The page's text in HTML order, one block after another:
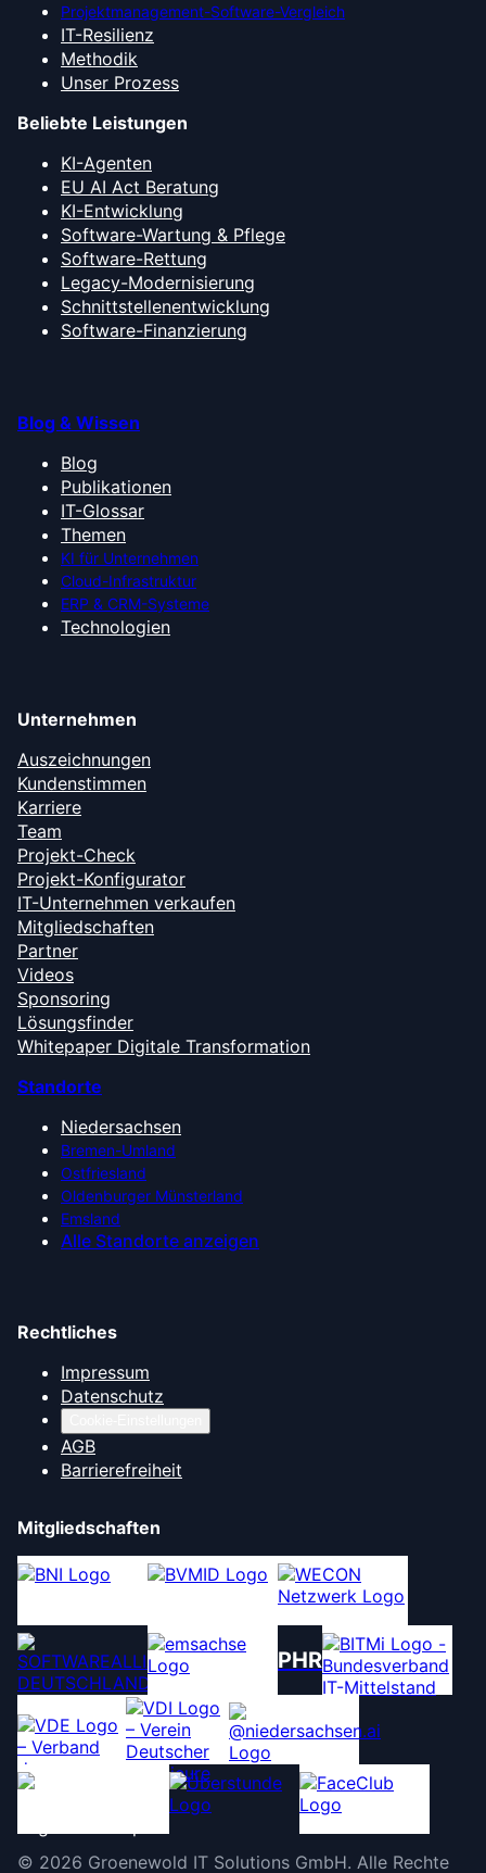
Projektmanagement-Software-Vergleich
IT-Resilienz
Methodik
Unser Prozess
Beliebte Leistungen
KI-Agenten
EU AI Act Beratung
KI-Entwicklung
Software-Wartung & Pflege
Software-Rettung
Legacy-Modernisierung
Schnittstellenentwicklung
Software-Finanzierung
Blog & Wissen
Blog
Publikationen
IT-Glossar
Themen
KI für Unternehmen
Cloud-Infrastruktur
ERP & CRM-Systeme
Technologien
Unternehmen
Auszeichnungen
Kundenstimmen
Karriere
Team
Projekt-Check
Projekt-Konfigurator
IT-Unternehmen verkaufen
Mitgliedschaften
Partner
Videos
Sponsoring
Lösungsfinder
Whitepaper Digitale Transformation
Standorte
Niedersachsen
Bremen-Umland
Ostfriesland
Oldenburger Münsterland
Emsland
Alle Standorte anzeigen
Rechtliches
Impressum
Datenschutz
AGB
Barrierefreiheit
Mitgliedschaften
PHR
© 2026 Groenewold IT Solutions GmbH. Alle Rechte